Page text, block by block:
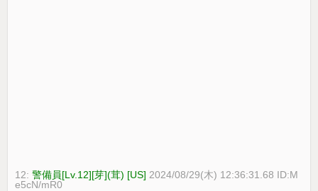
12:警備員[Lv.12][芽](茸) [US] 2024/08/29(木) 12:36:31.68 ID:M
e5cN/mR0